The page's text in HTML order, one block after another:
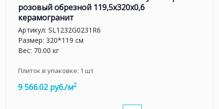
розовый обрезной 119,5x320x0,6
керамогранит
Артикул: SL1232G0231R6
Размер: 320*119 см
Вес: 70.00 кг
Плиток в упаковке: 1 шт
9 566.02 руб./м2